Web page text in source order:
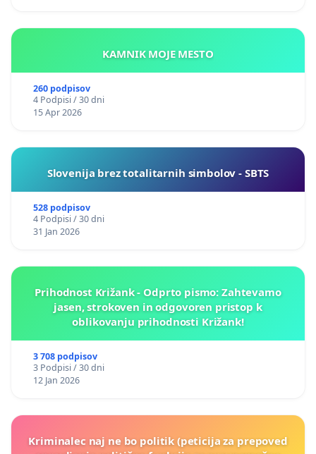
KAMNIK MOJE MESTO
260 podpisov
4 Podpisi / 30 dni
15 Apr 2026
Slovenija brez totalitarnih simbolov - SBTS
528 podpisov
4 Podpisi / 30 dni
31 Jan 2026
Prihodnost Križank - Odprto pismo: Zahtevamo
jasen, strokoven in odgovoren pristop k
oblikovanju prihodnosti Križank!
3 708 podpisov
3 Podpisi / 30 dni
12 Jan 2026
Kriminalec naj ne bo politik (peticija za prepoved